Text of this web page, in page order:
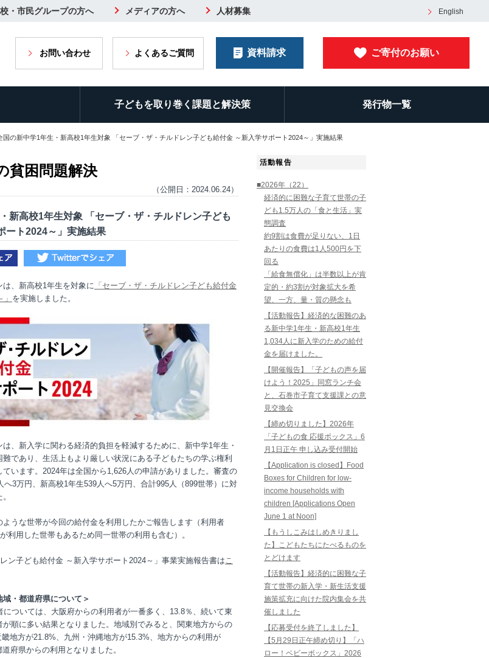
・市民グループの方へ メディアの方へ 人材募集 English
お問い合わせ よくあるご質問 資料請求 ご寄付のお願い
子どもを取り巻く課題と解決策 発行物一覧
国の新中学1年生・新高校1年生対象 「セーブ・ザ・チルドレン子ども給付金 ～新入学サポート2024～」実施結果
貧困問題解決
（公開日：2024.06.24）
新高校1年生対象 「セーブ・ザ・チルドレン子ども
ート2024～」実施結果
、新高校1年生を対象に 「セーブ・ザ・チルドレン子ども給付金
を実施しました。
、新入学に関わる経済的負担を軽減するために、新中学1年生・
であり、生活上もより厳しい状況にある子どもたちの学ぶ権利
います。2024年は全国から1,626人の申請がありました。審査の
へ3万円、新高校1年生539人へ5万円、合計995人（899世帯）に対
うな世帯が今回の給付金を利用したかご報告します（利用者
利用した世帯もあるため同一世帯の利用も含む）。
ン子ども給付金 ～新入学サポート2024～」事業実施報告書はこ
・都道府県について＞
ついては、大阪府からの利用者が一番多く、13.8％、続いて東
順に多い結果となりました。地域別でみると、関東地方からの
地方が21.8%、九州・沖縄地方が15.3%、地方からの利用が
府県からの利用となりました。
活動報告
■2026年（22）
経済的に困難な子育て世帯の子
ども1.5万人の「食と生活」実
態調査
約9割は食費が足りない、1日
あたりの食費は1人500円を下
回る
「給食無償化」は半数以上が肯
定的・約3割が対象拡大を希
望、一方、量・質の懸念も
【活動報告】経済的な困難のあ
る新中学1年生・新高校1年生
1,034人に新入学のための給付
金を届けました。
【開催報告】「子どもの声を届
けよう！2025」同窓ランチ会
と、石巻市子育て支援課との意
見交換会
【締め切りました】2026年
「子どもの食 応援ボックス」6
月1日正午 申し込み受付開始
【Application is closed】Food
Boxes for Children for low-
income households with
children [Applications Open
June 1 at Noon]
【もうしこみはしめきりまし
た】こどもたちにたべるものを
とどけます
【活動報告】経済的に困難な子
育て世帯の新入学・新生活支援
施策拡充に向けた院内集会を共
催しました
【応募受付を終了しました】
【5月29日正午締め切り】「ハ
ロー！ベビーボックス」2026